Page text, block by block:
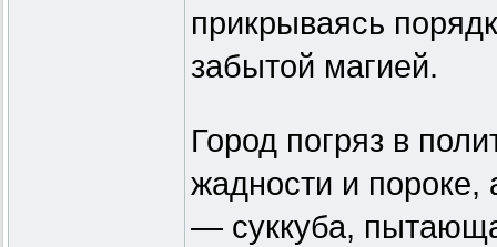
прикрываясь
забытой магией.
Город погряз в
жадности и пороке,
— суккуба,